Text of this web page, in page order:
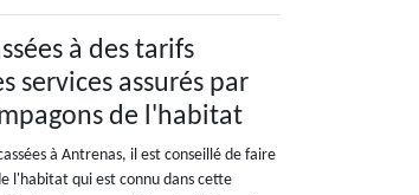
à des tarifs
services assurés par
de l'habitat
à Antrenas, il est conseillé de faire
l'habitat qui est connu dans cette